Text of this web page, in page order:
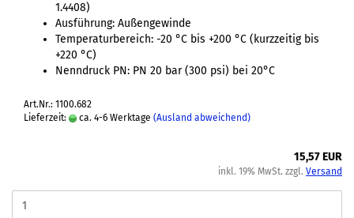
1.4408)
Ausführung: Außengewinde
Temperaturbereich: -20 °C bis +200 °C (kurzzeitig bis
+220 °C)
Nenndruck PN: PN 20 bar (300 psi) bei 20°C
Art.Nr.: 1100.682
Lieferzeit:
ca. 4-6 Werktage (Ausland abweichend)
15,57 EUR
inkl. 19% MwSt. zzgl. Versand